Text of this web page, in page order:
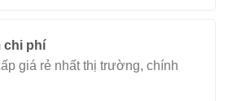
chi phí
giá rẻ nhất thị trường, chính